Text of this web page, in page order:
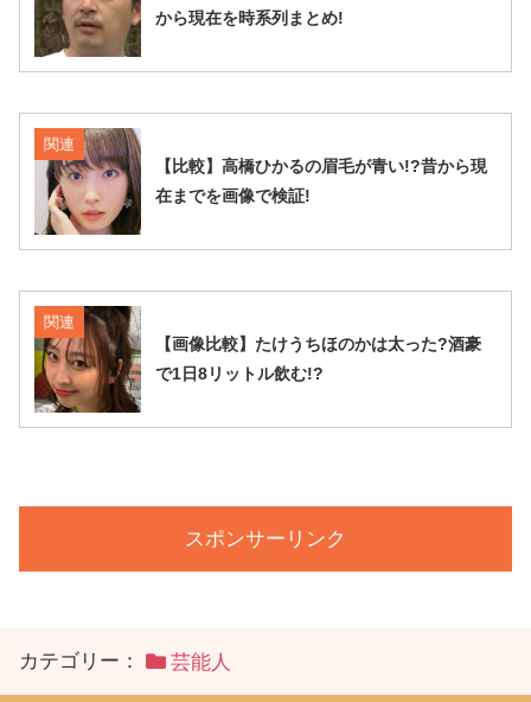
から現在を時系列まとめ!
関連
【比較】高橋ひかるの眉毛が青い!?昔から現
在までを画像で検証!
関連
【画像比較】たけうちほのかは太った?酒豪
で1日8リットル飲む!?
スポンサーリンク
カテゴリー： 芸能人